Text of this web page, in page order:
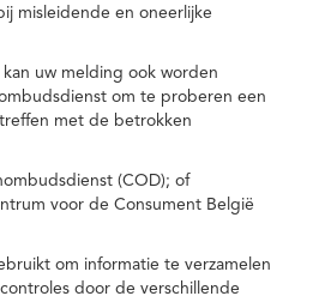
misleidende en oneerlijke
uw melding ook worden
om te proberen een
met de betrokken
(COD); of
voor de Consument België
om informatie te verzamelen
door de verschillende